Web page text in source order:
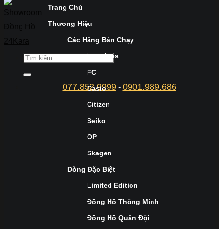
077.852.9999- 0901.989.686
Trang Chủ
Thương Hiệu
Các Hãng Bán Chạy
Longines
FC
Casio
Citizen
Seiko
OP
Skagen
Dòng Đặc Biệt
Limited Edition
Đồng Hồ Thông Minh
Đồng Hồ Quân Đội